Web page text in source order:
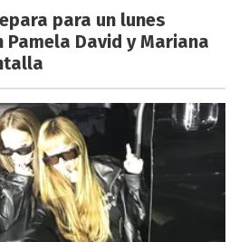
para un lunes
Pamela David y Mariana